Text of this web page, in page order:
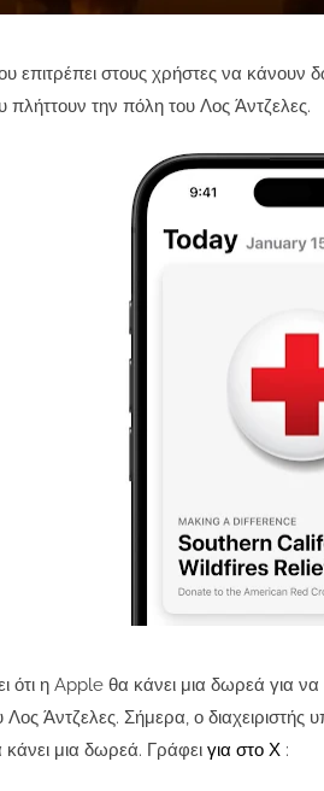
επιτρέπει στους χρήστες να
πλήττουν την πόλη του Λος Άντζελες.
η Apple θα κάνει μια δωρεά για
Λος Άντζελες. Σήμερα, ο διαχειριστής
μια δωρεά. Γράφει για στο Χ :